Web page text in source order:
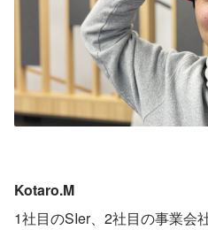
Kotaro.M
1社目のSIer、2社目の事業会